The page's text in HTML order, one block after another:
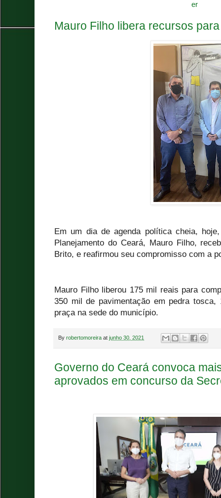
Mauro Filho libera recursos
Em um dia de agenda política cheia,
Planejamento do Ceará, Mauro Filho,
Brito, e reafirmou seu compromisso com a
Mauro Filho liberou 175 mil reais para
350 mil de pavimentação em pedra
praça na sede do município.
By robertomoreira at junho 30, 2021
Governo do Ceará convoca
aprovados em concurso da